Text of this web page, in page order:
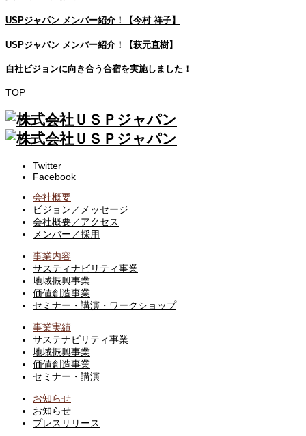
USPジャパン メンバー紹介！【今村 祥子】
USPジャパン メンバー紹介！【萩元直樹】
自社ビジョンに向き合う合宿を実施しました！
TOP
Twitter
Facebook
会社概要
ビジョン／メッセージ
会社概要／アクセス
メンバー／採用
事業内容
サスティナビリティ事業
地域振興事業
価値創造事業
セミナー・講演・ワークショップ
事業実績
サステナビリティ事業
地域振興事業
価値創造事業
セミナー・講演
お知らせ
お知らせ
プレスリリース